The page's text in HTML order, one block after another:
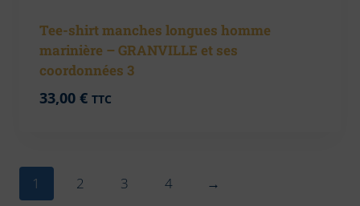
Tee-shirt manches longues homme
marinière – GRANVILLE et ses
coordonnées 3
33,00 € TTC
1 2 3 4 →